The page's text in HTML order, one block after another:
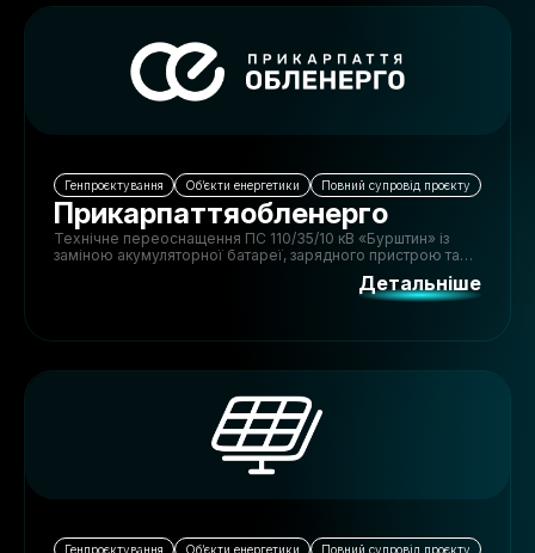
Генпроєктування Обʼєкти енергетики Повний супровід проєкту
Прикарпаттяобленерго
Технічне переоснащення ПС 110/35/10 кВ «Бурштин» із
заміною акумуляторної батареї, зарядного пристрою та
Детальніше
Генпроєктування Обʼєкти енергетики Повний супровід проєкту